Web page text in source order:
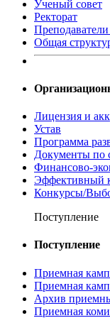
Ученый совет
Ректорат
Общая
Лицензия и
Устав
Программа
Документы по
Финансово-
Эффективный
Конкурсы/
Поступление
Поступление
Приемная
Приемная
Архив
Приемная